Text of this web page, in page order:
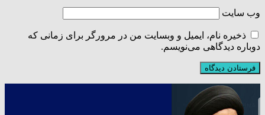
وب‌ سایت
ذخیره نام، ایمیل و وبسایت من در مرورگر برای زمانی که
دوباره دیدگاهی می‌نویسم.